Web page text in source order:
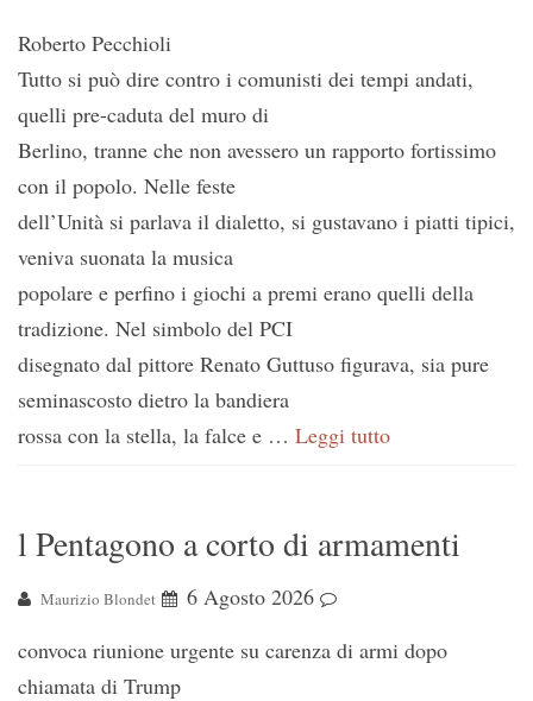
Roberto Pecchioli
Tutto si può dire contro i comunisti dei tempi andati,
quelli pre-caduta del muro di
Berlino, tranne che non avessero un rapporto fortissimo
con il popolo. Nelle feste
dell’Unità si parlava il dialetto, si gustavano i piatti tipici,
veniva suonata la musica
popolare e perfino i giochi a premi erano quelli della
tradizione. Nel simbolo del PCI
disegnato dal pittore Renato Guttuso figurava, sia pure
seminascosto dietro la bandiera
rossa con la stella, la falce e … Leggi tutto
l Pentagono a corto di armamenti
Maurizio Blondet
6 Agosto 2026
convoca riunione urgente su carenza di armi dopo
chiamata di Trump